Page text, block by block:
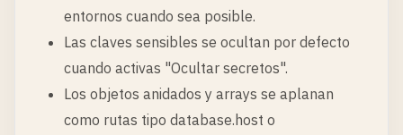
entornos cuando sea posible.
Las claves sensibles se ocultan por defecto
cuando activas "Ocultar secretos".
Los objetos anidados y arrays se aplanan
como rutas tipo database.host o